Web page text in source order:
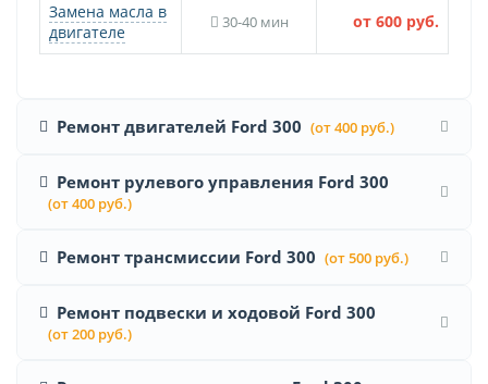
Замена масла в
двигателе
30-40 мин от 600 руб.
Ремонт двигателей Ford 300 (от 400 руб.)
Ремонт рулевого управления Ford 300
(от 400 руб.)
Ремонт трансмиссии Ford 300 (от 500 руб.)
Ремонт подвески и ходовой Ford 300
(от 200 руб.)